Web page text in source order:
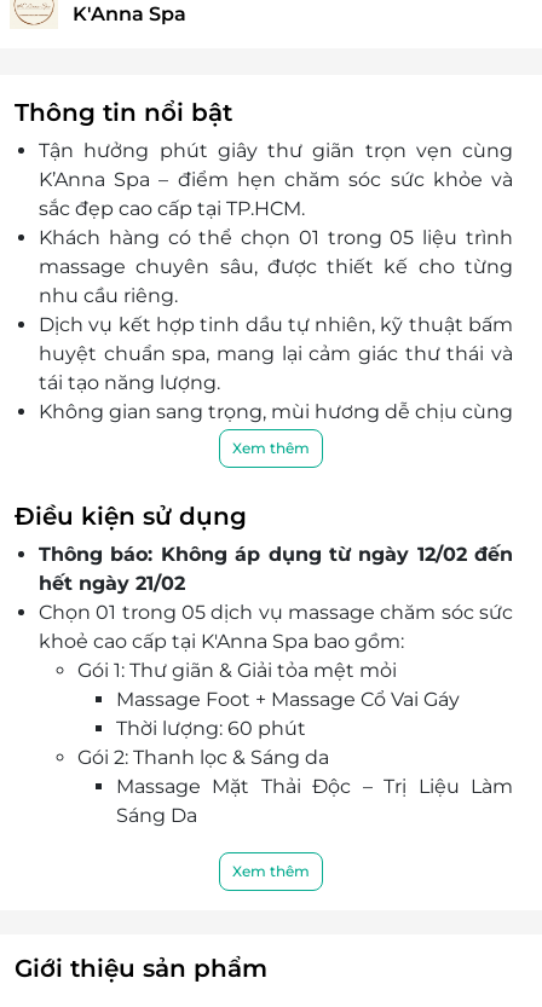
K'Anna Spa
Thông tin nổi bật
Tận hưởng phút giây thư giãn trọn vẹn cùng
K’Anna Spa – điểm hẹn chăm sóc sức khỏe và
sắc đẹp cao cấp tại TP.HCM.
Khách hàng có thể chọn 01 trong 05 liệu trình
massage chuyên sâu, được thiết kế cho từng
nhu cầu riêng.
Dịch vụ kết hợp tinh dầu tự nhiên, kỹ thuật bấm
huyệt chuẩn spa, mang lại cảm giác thư thái và
tái tạo năng lượng.
Không gian sang trọng, mùi hương dễ chịu cùng
đội ngũ kỹ thuật viên giàu kinh nghiệm, tận tâm
Đặt ngay voucher giảm giá độc quyền, trải
nghiệm đặt dịch vụ tiện lợi và chăm sóc bản
thân dễ dàng hơn bao giờ hết qua LifeLink.vn.
Xem thêm
Điều kiện sử dụng
Thông báo: Không áp dụng từ ngày 12/02 đến
hết ngày 21/02
Chọn 01 trong 05 dịch vụ massage chăm sóc sức
khoẻ cao cấp tại K'Anna Spa bao gồm:
Gói 1: Thư giãn & Giải tỏa mệt mỏi
Massage Foot + Massage Cổ Vai Gáy
Thời lượng: 60 phút
Gói 2: Thanh lọc & Sáng da
Massage Mặt Thải Độc – Trị Liệu Làm
Sáng Da
Gói 3: Tẩy tế bào & Đánh thức làn da
Gói 4: Giải độc cơ thể & Nuôi dưỡng mái tóc
Xem thêm
Giới thiệu sản phẩm